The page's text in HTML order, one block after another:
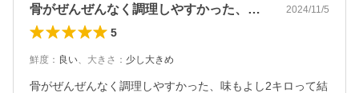
骨がぜんぜんなく調理しやすかった、味も… 2024/11/5
5
鮮度 ： 良い、 大きさ ： 少し大きめ
骨がぜんぜんなく調理しやすかった、味もよし2キロって結